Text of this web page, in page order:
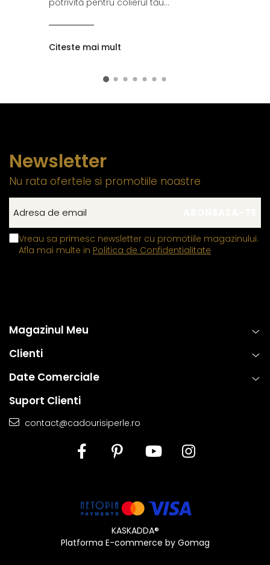
Citeste mai mult
Newsletter
Nu rata ofertele si promotiile noastre
Vreau sa primesc newsletter cu promotiile magazinului.
Afla mai multe in Politica de Confidentialitate
Magazinul Meu
Clienti
Date Comerciale
Suport Clienti
contact@cadourisiperle.ro
KASKADDA®
Platforma E-commerce by Gomag